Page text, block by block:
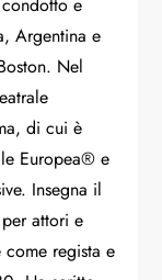
Argentina e
Nel
di cui è
Europea® e
Insegna il
attori e
regista e